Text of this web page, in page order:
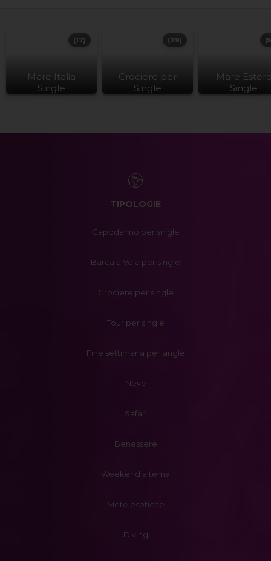
Mare Italia
Single
(17)
Crociere per
Single
(29)
Mare
Single
TIPOLOGIE
Capodanno per single
Barca a Vela per single
Crociere per single
Tour per single
Fine settimana per single
Neve
Safari
Benessere
Weekend a tema
Mete esotiche
Diving